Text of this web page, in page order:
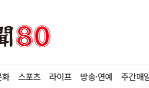
스포츠 라이프 방송·연예 주간매